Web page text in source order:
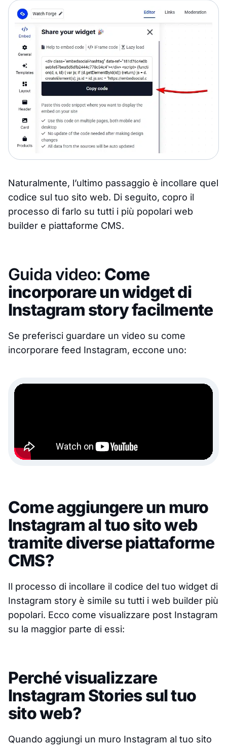
Naturalmente, l’ultimo passaggio è incollare quel
codice sul tuo sito web. Di seguito, copro il
processo di farlo su tutti i più popolari web
builder e piattaforme CMS.
Guida video: Come
incorporare un widget di
Instagram story facilmente
Se preferisci guardare un video su come
incorporare feed Instagram, eccone uno:
Come aggiungere un muro
Instagram al tuo sito web
tramite diverse piattaforme
CMS?
Il processo di incollare il codice del tuo widget di
Instagram story è simile su tutti i web builder più
popolari. Ecco come visualizzare post Instagram
su la maggior parte di essi:
Perché visualizzare
Instagram Stories sul tuo
sito web?
Quando aggiungi un muro Instagram al tuo sito